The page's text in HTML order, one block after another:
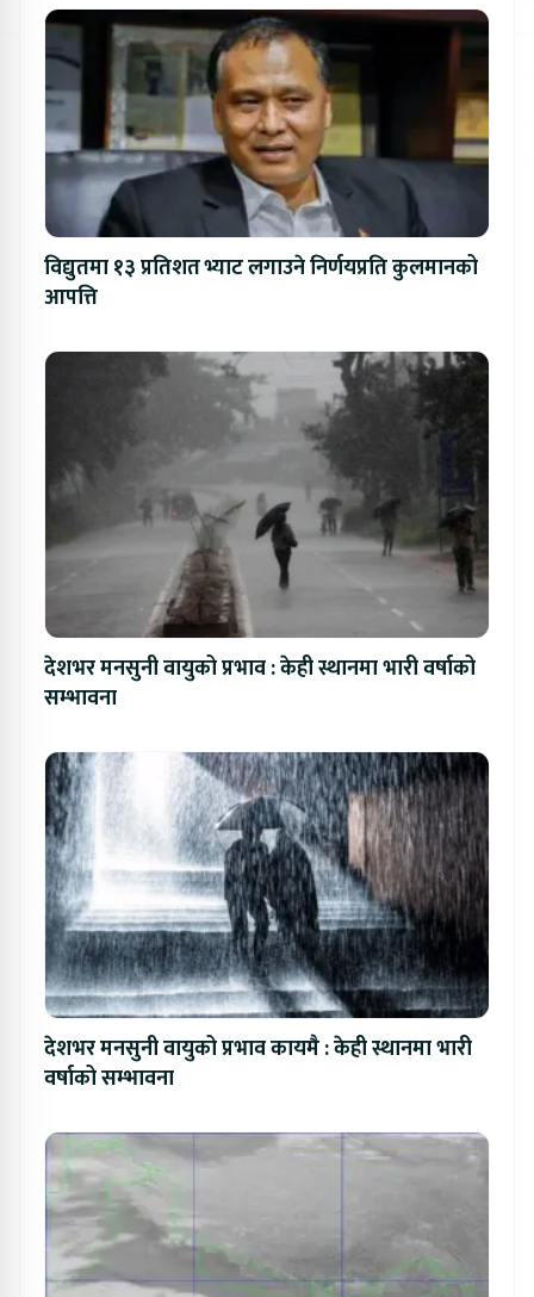
विद्युतमा १३ प्रतिशत भ्याट लगाउने निर्णयप्रति कुलमानको
आपत्ति
देशभर मनसुनी वायुको प्रभाव : केही स्थानमा भारी वर्षाको
सम्भावना
देशभर मनसुनी वायुको प्रभाव कायमै : केही स्थानमा भारी
वर्षाको सम्भावना